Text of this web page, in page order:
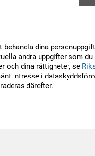
dina
andra uppgifter som du
och dina rättigheter, se
intresse i
därefter.